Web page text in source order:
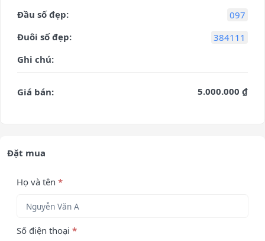
Đầu số đẹp:
097
Đuôi số đẹp:
384111
Ghi chú:
Giá bán: 5.000.000 ₫
Đặt mua
Họ và tên *
Số điện thoại *